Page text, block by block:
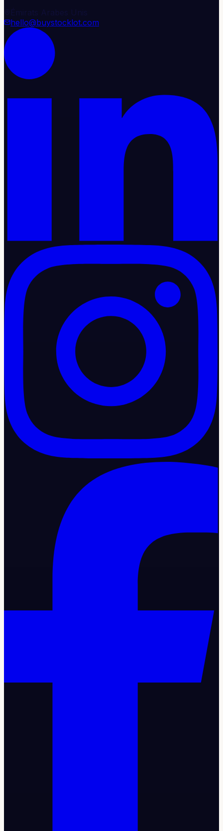
Émirats Arabes Unis
hello@buystocklot.com